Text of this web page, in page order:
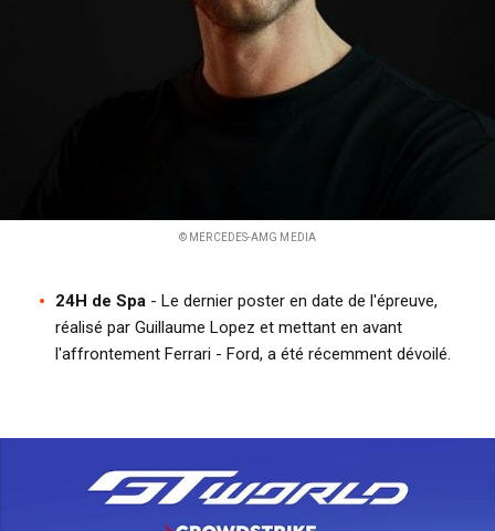
© MERCEDES-AMG MEDIA
24H de Spa - Le dernier poster en date de l'épreuve,
réalisé par Guillaume Lopez et mettant en avant
l'affrontement Ferrari - Ford, a été récemment dévoilé.